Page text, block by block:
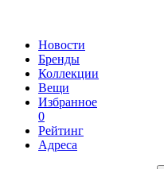
Новости
Бренды
Коллекции
Вещи
Избранное
0
Рейтинг
Адреса